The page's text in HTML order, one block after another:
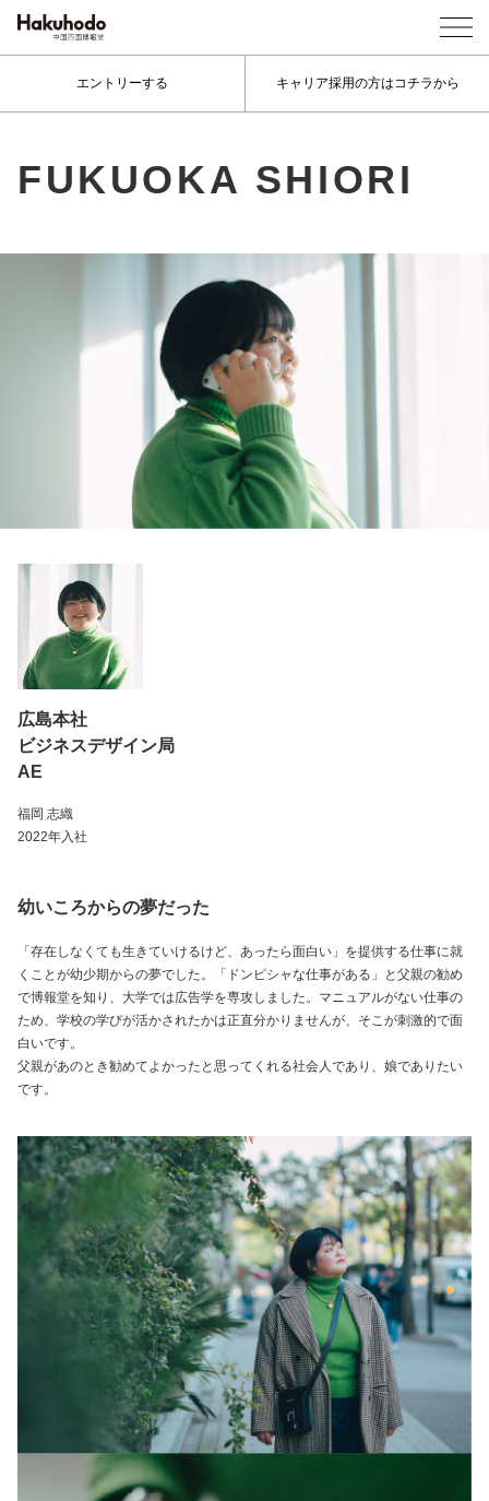
エントリーする キャリア採用の方はコチラから
FUKUOKA SHIORI
広島本社
ビジネスデザイン局
AE
福岡 志織
2022年入社
幼いころからの夢だった
「存在しなくても生きていけるけど、あったら面白い」を提供する仕事に就
くことが幼少期からの夢でした。「ドンピシャな仕事がある」と父親の勧め
で博報堂を知り、大学では広告学を専攻しました。マニュアルがない仕事の
ため、学校の学びが活かされたかは正直分かりませんが、そこが刺激的で面
白いです。
父親があのとき勧めてよかったと思ってくれる社会人であり、娘でありたい
です。